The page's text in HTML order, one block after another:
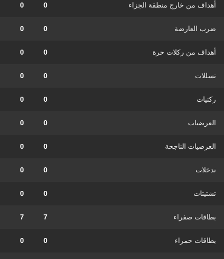
أهداف من خارج منطقة الجزاء 0
0
ضرب العارضة 0
0
أهداف من ركلات حرة 0
0
تسللات 0
0
ركنيات 0
0
العرضيات 0
0
العرضيات الناجحة 0
0
تدخلات 0
0
تشتيتات 0
0
بطاقات صفراء 7
7
بطاقات حمراء 0
0